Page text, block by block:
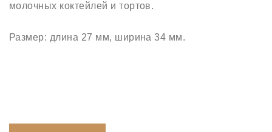
молочных коктейлей и тортов.
Размер: длина 27 мм, ширина 34 мм.